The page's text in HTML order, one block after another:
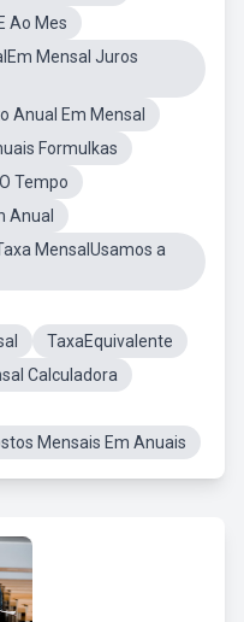
Ao Mes
Mensal Juros
Anual Em Mensal
Formulkas
Tempo
Anual
MensalUsamos a
TaxaEquivalente
Calculadora
Mensais Em Anuais